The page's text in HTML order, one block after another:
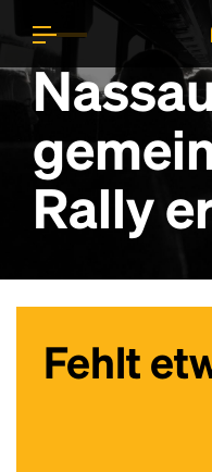
Rally
Fehlt